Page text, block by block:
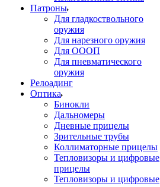
Патроны
Для гладкоствольного
оружия
Для нарезного оружия
Для ОООП
Для пневматического
оружия
Релоадинг
Оптика
Бинокли
Дальномеры
Дневные прицелы
Зрительные трубы
Коллиматорные прицелы
Тепловизоры и цифровые
прицелы
Тепловизоры и цифровые